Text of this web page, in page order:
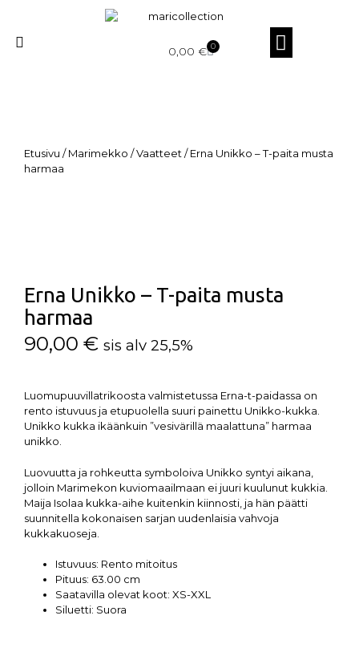
0,00 € 0
Etusivu /Marimekko /Vaatteet / Erna Unikko – T-paita musta
harmaa
Erna Unikko – T-paita musta
harmaa
90,00 € sis alv 25,5%
Luomupuuvillatrikoosta valmistetussa Erna-t-paidassa on
rento istuvuus ja etupuolella suuri painettu Unikko-kukka.
Unikko kukka ikäänkuin ”vesivärillä maalattuna” harmaa
unikko.
Luovuutta ja rohkeutta symboloiva Unikko syntyi aikana,
jolloin Marimekon kuviomaailmaan ei juuri kuulunut kukkia.
Maija Isolaa kukka-aihe kuitenkin kiinnosti, ja hän päätti
suunnitella kokonaisen sarjan uudenlaisia vahvoja
kukkakuoseja.
Istuvuus: Rento mitoitus
Pituus: 63.00 cm
Saatavilla olevat koot: XS-XXL
Siluetti: Suora